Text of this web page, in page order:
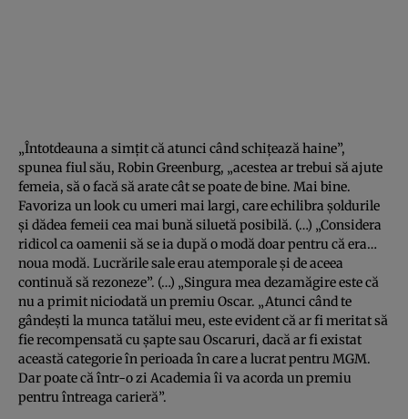
„Întotdeauna a simțit că atunci când schițează haine”,
spunea fiul său, Robin Greenburg, „acestea ar trebui să ajute
femeia, să o facă să arate cât se poate de bine. Mai bine.
Favoriza un look cu umeri mai largi, care echilibra șoldurile
și dădea femeii cea mai bună siluetă posibilă. (…) „Considera
ridicol ca oamenii să se ia după o modă doar pentru că era…
noua modă. Lucrările sale erau atemporale și de aceea
continuă să rezoneze”. (…) „Singura mea dezamăgire este că
nu a primit niciodată un premiu Oscar. „Atunci când te
gândești la munca tatălui meu, este evident că ar fi meritat să
fie recompensată cu șapte sau Oscaruri, dacă ar fi existat
această categorie în perioada în care a lucrat pentru MGM.
Dar poate că într-o zi Academia îi va acorda un premiu
pentru întreaga carieră”.